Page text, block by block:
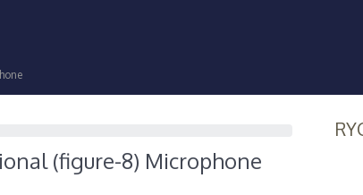
(figure-8) Microphone